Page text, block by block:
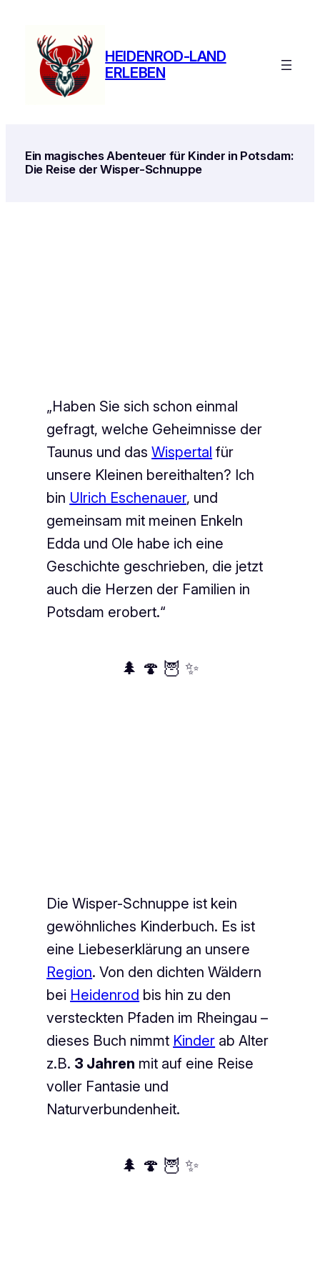
springen
HEIDENROD-LAND
ERLEBEN
Ein magisches Abenteuer für Kinder in Potsdam:
Die Reise der Wisper-Schnuppe
„Haben Sie sich schon einmal
gefragt, welche Geheimnisse der
Taunus und dasWispertal für
unsere Kleinen bereithalten? Ich
bin Ulrich Eschenauer, und
gemeinsam mit meinen Enkeln
Edda und Ole habe ich eine
Geschichte geschrieben, die jetzt
auch die Herzen der Familien in
Potsdam erobert.“
🌲 🍄 🦉 ✨
Die Wisper-Schnuppe ist kein
gewöhnliches Kinderbuch. Es ist
eine Liebeserklärung an unsere
Region. Von den dichten Wäldern
bei Heidenrod bis hin zu den
versteckten Pfaden im Rheingau –
dieses Buch nimmt Kinder ab Alter
z.B. 3 Jahren mit auf eine Reise
voller Fantasie und
Naturverbundenheit.
🌲 🍄 🦉 ✨